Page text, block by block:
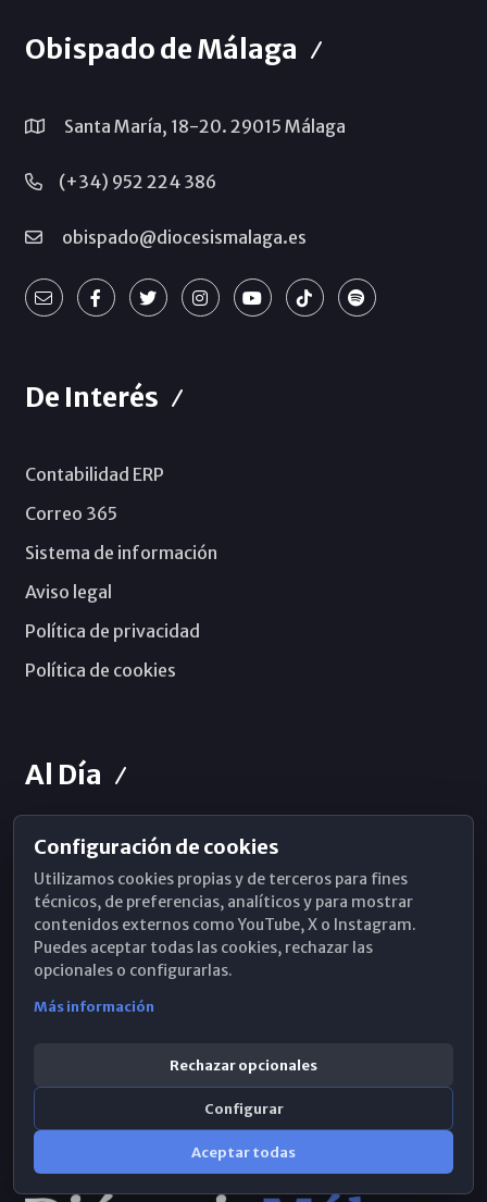
Obispado de Málaga
Santa María, 18-20. 29015 Málaga
(+34) 952 224 386
obispado@diocesismalaga.es
De Interés
Contabilidad ERP
Correo 365
Sistema de información
Aviso legal
Política de privacidad
Política de cookies
Al Día
Horarios de Misa
Hemeroteca
WhatsApp
Configuración de cookies
Utilizamos cookies propias y de terceros para fines
técnicos, de preferencias, analíticos y para mostrar
contenidos externos como YouTube, X o Instagram.
Puedes aceptar todas las cookies, rechazar las
opcionales o configurarlas.
Más información
Rechazar opcionales
Configurar
Aceptar todas